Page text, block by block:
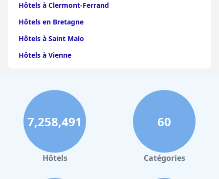
Hôtels à Clermont-Ferrand
Hôtels en Bretagne
Hôtels à Saint Malo
Hôtels à Vienne
Hôtels à Perpignan
Hôtels au Grand-Bornand
Hôtels à Strasbourg
Hôtels à Valence
Hôtels à Gerardmer
7,258,491
Hôtels
60
Catégories